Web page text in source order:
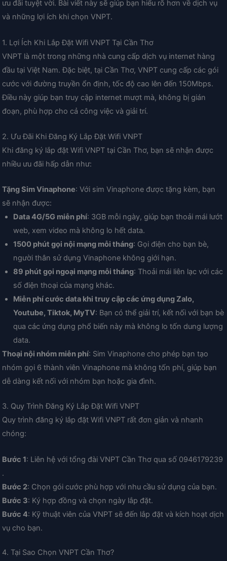
ưu đãi tuyệt vời. Bài viết này sẽ giúp bạn hiểu rõ hơn về dịch vụ
và những lợi ích khi chọn VNPT.
1. Lợi Ích Khi Lắp Đặt Wifi VNPT Tại Cần Thơ
VNPT là một trong những nhà cung cấp dịch vụ internet hàng
đầu tại Việt Nam. Đặc biệt, tại Cần Thơ, VNPT cung cấp các gói
cước với đường truyền ổn định, tốc độ cao lên đến 150Mbps.
Điều này giúp bạn truy cập internet mượt mà, không bị gián
đoạn, phù hợp cho cả công việc và giải trí.
2. Ưu Đãi Khi Đăng Ký Lắp Đặt Wifi VNPT
Khi đăng ký lắp đặt Wifi VNPT tại Cần Thơ, bạn sẽ nhận được
nhiều ưu đãi hấp dẫn như:
Tặng Sim Vinaphone: Với sim Vinaphone được tặng kèm, bạn
sẽ nhận được:
Data 4G/5G miễn phí: 3GB mỗi ngày, giúp bạn thoải mái lướt
web, xem video mà không lo hết data.
1500 phút gọi nội mạng mỗi tháng: Gọi điện cho bạn bè,
người thân sử dụng Vinaphone không giới hạn.
89 phút gọi ngoại mạng mỗi tháng: Thoải mái liên lạc với các
số điện thoại của mạng khác.
Miễn phí cước data khi truy cập các ứng dụng Zalo,
Youtube, Tiktok, MyTV: Bạn có thể giải trí, kết nối với bạn bè
qua các ứng dụng phổ biến này mà không lo tốn dung lượng
data.
Thoại nội nhóm miễn phí: Sim Vinaphone cho phép bạn tạo
nhóm gọi 6 thành viên Vinaphone mà không tốn phí, giúp bạn
dễ dàng kết nối với nhóm bạn hoặc gia đình.
3. Quy Trình Đăng Ký Lắp Đặt Wifi VNPT
Quy trình đăng ký lắp đặt Wifi VNPT rất đơn giản và nhanh
chóng:
Bước 1: Liên hệ với tổng đài VNPT Cần Thơ qua số 0946179239
.
Bước 2: Chọn gói cước phù hợp với nhu cầu sử dụng của bạn.
Bước 3: Ký hợp đồng và chọn ngày lắp đặt.
Bước 4: Kỹ thuật viên của VNPT sẽ đến lắp đặt và kích hoạt dịch
vụ cho bạn.
4. Tại Sao Chọn VNPT Cần Thơ?